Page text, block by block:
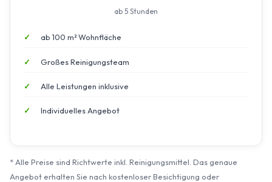
ab 5 Stunden
ab 100 m² Wohnfläche
Großes Reinigungsteam
Alle Leistungen inklusive
Individuelles Angebot
* Alle Preise sind Richtwerte inkl. Reinigungsmittel. Das genaue
Angebot erhalten Sie nach kostenloser Besichtigung oder